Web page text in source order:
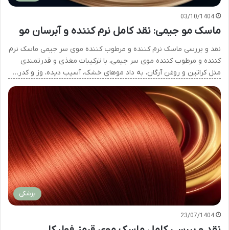
03/10/1404
ماسک مو جیمی: نقد کامل نرم کننده و آبرسان مو
نقد و بررسی ماسک نرم کننده و مرطوب کننده موی سر جیمی ماسک نرم
کننده و مرطوب کننده موی سر جیمی، با ترکیبات مغذی و قدرتمندی
مثل کراتین و روغن آرگان، به داد موهای خشک، آسیب دیده، وز و کدر…
پزشکی
23/07/1404